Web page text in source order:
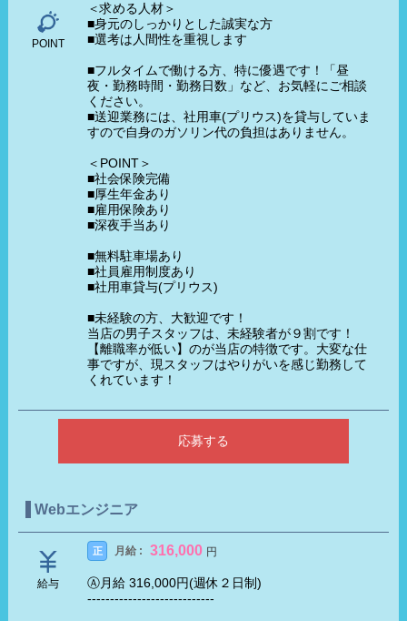
POINT
＜求める人材＞
■身元のしっかりとした誠実な方
■選考は人間性を重視します
■フルタイムで働ける方、特に優遇です！「昼
夜・勤務時間・勤務日数」など、お気軽にご相談
ください。
■送迎業務には、社用車(プリウス)を貸与していま
すので自身のガソリン代の負担はありません。
＜POINT＞
■社会保険完備
■厚生年金あり
■雇用保険あり
■深夜手当あり
■無料駐車場あり
■社員雇用制度あり
■社用車貸与(プリウス)
■未経験の方、大歓迎です！
当店の男子スタッフは、未経験者が９割です！
【離職率が低い】のが当店の特徴です。大変な仕
事ですが、現スタッフはやりがいを感じ勤務して
くれています！
応募する
Webエンジニア
給与
正 月給 : 316,000 円
Ⓐ月給 316,000円(週休２日制)
----------------------------